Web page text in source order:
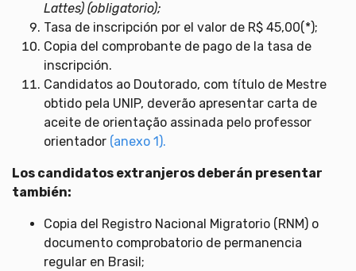
Lattes) (obligatorio);
Tasa de inscripción por el valor de R$ 45,00(*);
Copia del comprobante de pago de la tasa de
inscripción.
Candidatos ao Doutorado, com título de Mestre
obtido pela UNIP, deverão apresentar carta de
aceite de orientação assinada pelo professor
orientador (anexo 1).
Los candidatos extranjeros deberán presentar
también:
Copia del Registro Nacional Migratorio (RNM) o
documento comprobatorio de permanencia
regular en Brasil;